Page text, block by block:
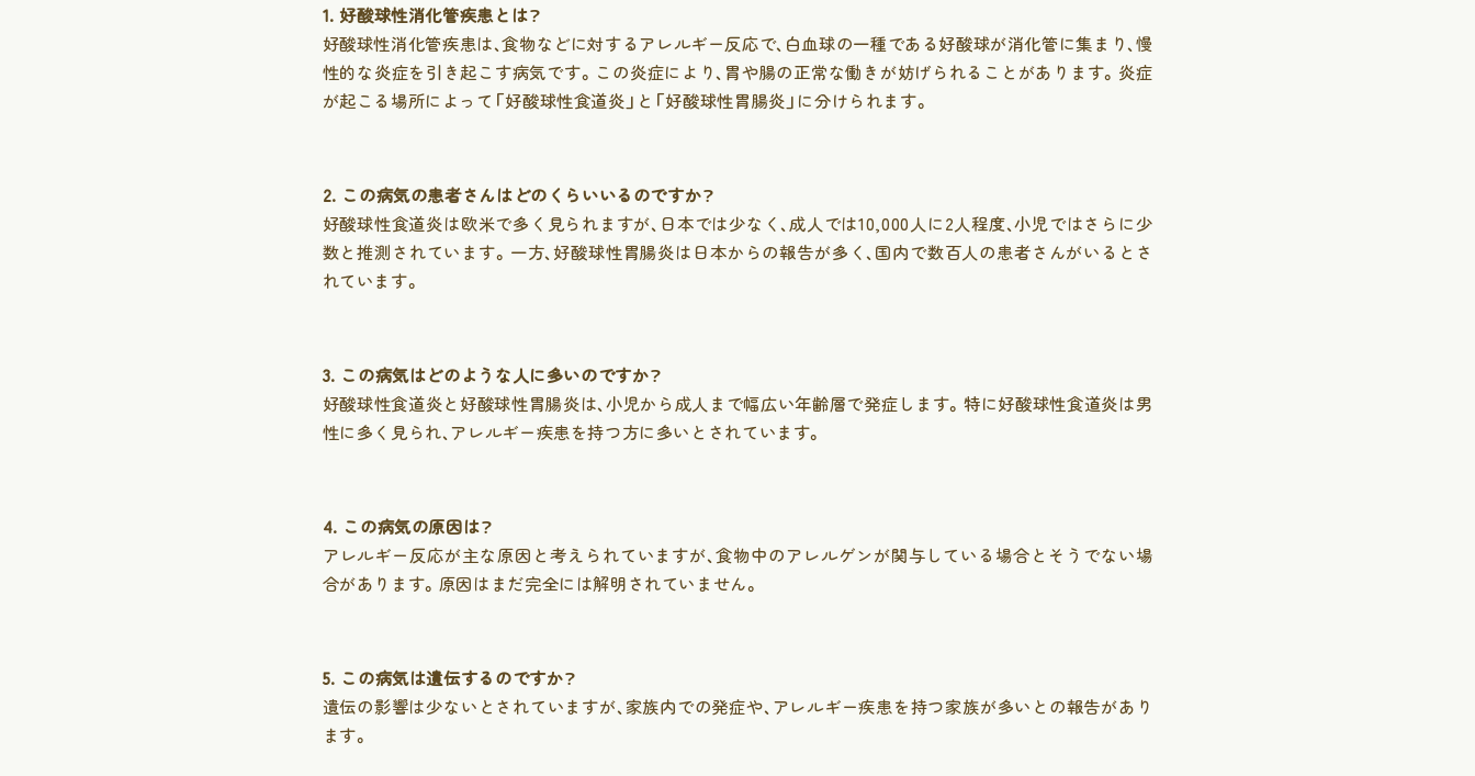
1. 好酸球性消化管疾患とは？
好酸球性消化管疾患は、食物などに対するアレルギー反応で、白血球の一種である好酸球が消化管に集まり、慢
性的な炎症を引き起こす病気です。この炎症により、胃や腸の正常な働きが妨げられることがあります。炎症
が起こる場所によって「好酸球性食道炎」と「好酸球性胃腸炎」に分けられます。
2. この病気の患者さんはどのくらいいるのですか？
好酸球性食道炎は欧米で多く見られますが、日本では少なく、成人では10,000人に2人程度、小児ではさらに少
数と推測されています。一方、好酸球性胃腸炎は日本からの報告が多く、国内で数百人の患者さんがいるとさ
れています。
3. この病気はどのような人に多いのですか？
好酸球性食道炎と好酸球性胃腸炎は、小児から成人まで幅広い年齢層で発症します。特に好酸球性食道炎は男
性に多く見られ、アレルギー疾患を持つ方に多いとされています。
4. この病気の原因は？
アレルギー反応が主な原因と考えられていますが、食物中のアレルゲンが関与している場合とそうでない場
合があります。原因はまだ完全には解明されていません。
5. この病気は遺伝するのですか？
遺伝の影響は少ないとされていますが、家族内での発症や、アレルギー疾患を持つ家族が多いとの報告があり
ます。